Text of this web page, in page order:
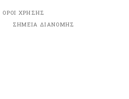
ΟΡΟΙ ΧΡΗΣΗΣ
ΣΗΜΕΙΑ ΔΙΑΝΟΜΗΣ